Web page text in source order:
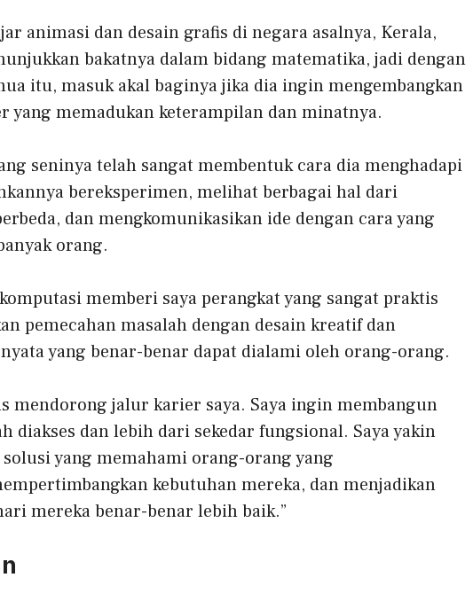
animasi dan desain grafis di negara asalnya, Kerala,
bakatnya dalam bidang matematika, jadi dengan
itu, masuk akal baginya jika dia ingin mengembangkan
yang memadukan keterampilan dan minatnya.
seninya telah sangat membentuk cara dia menghadapi
bereksperimen, melihat berbagai hal dari
dan mengkomunikasikan ide dengan cara yang
orang.
komputasi memberi saya perangkat yang sangat praktis
pemecahan masalah dengan desain kreatif dan
yang benar-benar dapat dialami oleh orang-orang.
mendorong jalur karier saya. Saya ingin membangun
diakses dan lebih dari sekedar fungsional. Saya yakin
yang memahami orang-orang yang
kebutuhan mereka, dan menjadikan
mereka benar-benar lebih baik.”